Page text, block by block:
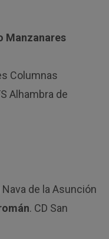
Manzanares
Columnas
Alhambra de
de la Asunción
. CD San